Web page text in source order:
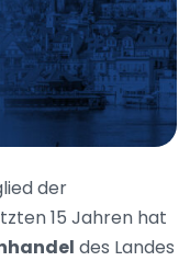
der
15 Jahren hat
des Landes